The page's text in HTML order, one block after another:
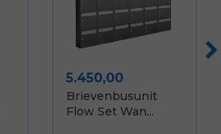
Prijs
5.450,00
Brievenbusunit
Flow Set Wan...